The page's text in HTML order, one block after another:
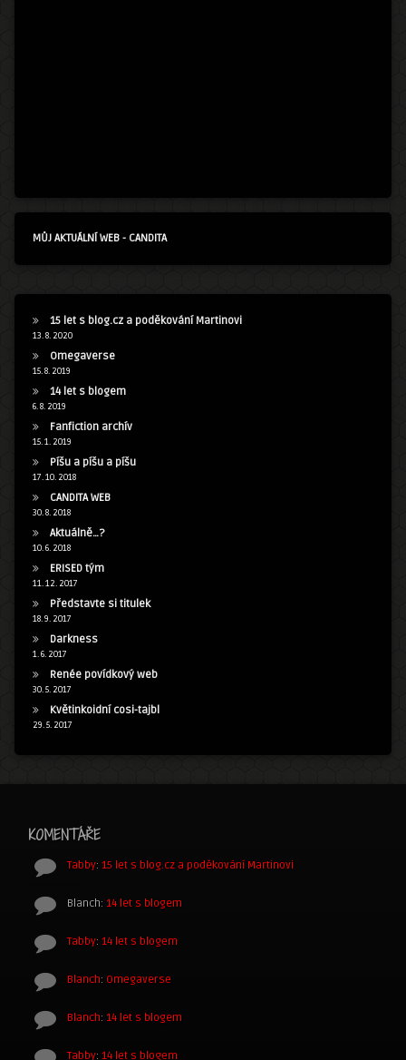
MŮJ AKTUÁLNÍ WEB - CANDITA
15 let s blog.cz a poděkování Martinovi
13. 8. 2020
Omegaverse
15. 8. 2019
14 let s blogem
6. 8. 2019
Fanfiction archív
15. 1. 2019
Píšu a píšu a píšu
17. 10. 2018
CANDITA WEB
30. 8. 2018
Aktuálně…?
10. 6. 2018
ERISED tým
11. 12. 2017
Představte si titulek
18. 9. 2017
Darkness
1. 6. 2017
Renée povídkový web
30. 5. 2017
Květinkoidní cosi-tajbl
29. 5. 2017
KOMENTÁŘE
Tabby: 15 let s blog.cz a poděkování Martinovi
Blanch: 14 let s blogem
Tabby: 14 let s blogem
Blanch: Omegaverse
Blanch: 14 let s blogem
Tabby: 14 let s blogem